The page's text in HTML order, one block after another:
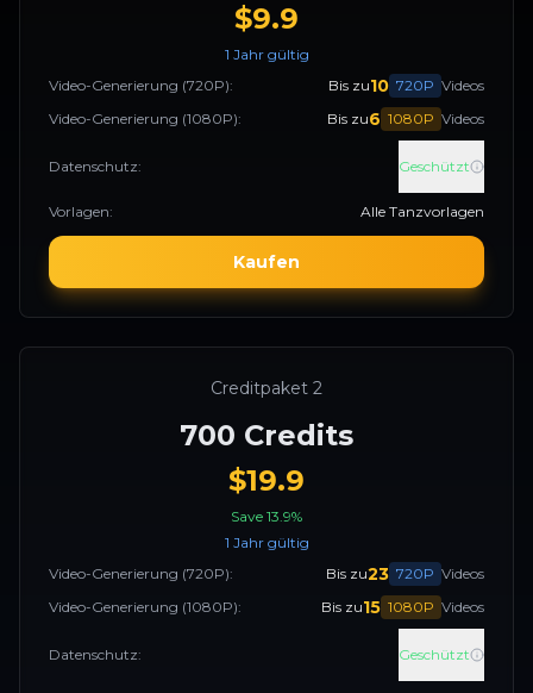
$9.9
1 Jahr gültig
Video-Generierung (720P): Bis zu10 720P Videos
Video-Generierung (1080P): Bis zu6 1080P Videos
Datenschutz: Geschützt
Vorlagen: Alle Tanzvorlagen
Kaufen
Creditpaket 2
700 Credits
$19.9
Save 13.9%
1 Jahr gültig
Video-Generierung (720P): Bis zu23 720P Videos
Video-Generierung (1080P): Bis zu15 1080P Videos
Datenschutz: Geschützt